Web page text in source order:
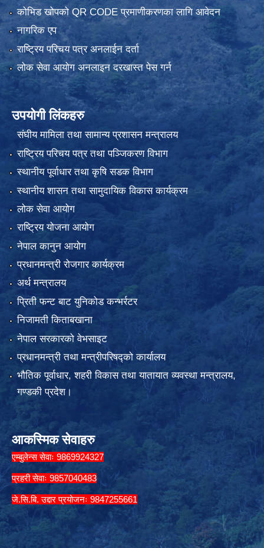
कोभिड खोपको QR CODE प्रमाणीकरणका लागि आवेदन
नागरिक एप
राष्ट्रिय परिचय पत्र अनलाईन दर्ता
लोक सेवा आयोग अनलाइन दरखास्त पेस गर्न
उपयोगी लिंकहरु
संघीय मामिला तथा सामान्य प्रशासन मन्त्रालय
राष्ट्रिय परिचय पत्र तथा पञ्जिकरण विभाग
स्थानीय पूर्वाधार तथा कृषि सडक विभाग
स्थानीय शासन तथा सामुदायिक विकास कार्यक्रम
लोक सेवा आयोग
राष्ट्रिय योजना आयोग
नेपाल कानुन आयोग
प्रधानमन्त्री रोजगार कार्यक्रम
अर्थ मन्त्रालय
प्रिती फन्ट बाट युनिकोड कन्भर्रटर
निजामती किताबखाना
नेपाल सरकारको वेभसाइट
प्रधानमन्त्री तथा मन्त्रीपरिषद्को कार्यालय
भौतिक पूर्वाधार, शहरी विकास तथा यातायात व्यवस्था मन्त्रालय,
गण्डकी प्रदेश।
आकस्मिक सेवाहरु
एम्बुलेन्स सेवाः 9869924327
प्रहरी सेवाः 9857040483
जे.सि.बि. उद्दार प्रयोजनः 9847255661